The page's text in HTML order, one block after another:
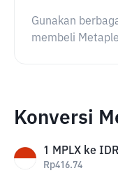
Gunakan
membeli
Konversi
1 MPLX ke IDR
Rp416.74